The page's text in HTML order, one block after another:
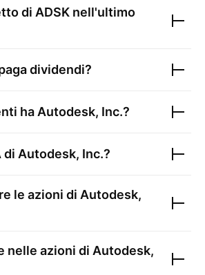
di ADSK nell'ultimo
dividendi?
ha Autodesk, Inc.?
di Autodesk, Inc.?
le azioni di Autodesk,
nelle azioni di Autodesk,